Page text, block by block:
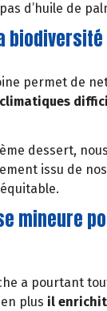
d’huile de
permet de
dessert,
issu de
mineure
a pourtant
plus il